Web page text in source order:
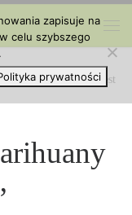
marihuany jest
zapisuje na
celu szybszego
prywatności